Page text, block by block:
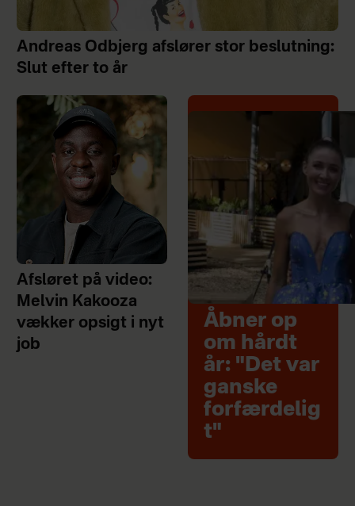
Andreas Odbjerg afslører stor beslutning:
Slut efter to år
Afsløret på video:
Melvin Kakooza
vækker opsigt i nyt
job
Åbner op
om hårdt
år: "Det var
ganske
forfærdelig
t"